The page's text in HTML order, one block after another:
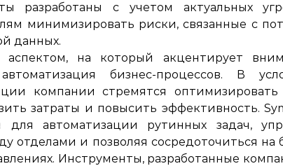
разработаны с учетом актуальных
минимизировать риски, связанные с
данных.
на который акцентирует
бизнес-процессов. В
компании стремятся оптимизировать
затраты и повысить эффективность.
для автоматизации рутинных задач,
отделами и позволяя сосредоточиться на
Инструменты, разработанные